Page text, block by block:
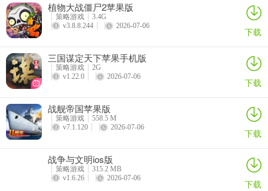
4、城墙驻守
城池的防御主要还是要靠主公派驻的部队，当各位主公发现敌情时，
确保城防力量的充足。值得注意的是，城池的守备部队只能有一支，
并且驻守的部队不可再进行其他操作。
植物大战僵尸2苹果版
策略游戏
3.4G
v3.8.8.244
2026-07-06 下载
三国谋定天下苹果手机版
策略游戏
2G
v1.22.0
2026-07-06 下载
战舰帝国苹果版
策略游戏
558.5 M
v7.1.120
2026-07-06 下载
战争与文明ios版
策略游戏
315.2 MB
v1.6.26
2026-07-06 下载